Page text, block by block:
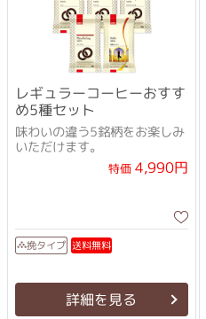
レギュラーコーヒーおすす
め5種セット
味わいの違う5銘柄をお楽しみ
いただけます。
特価4,990円
挽タイプ 送料無料
詳細を見る